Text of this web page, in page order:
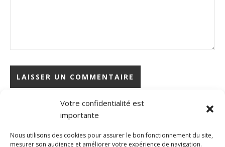
Votre confidentialité est
importante
Nous utilisons des cookies pour assurer le bon fonctionnement du site,
mesurer son audience et améliorer votre expérience de navigation.